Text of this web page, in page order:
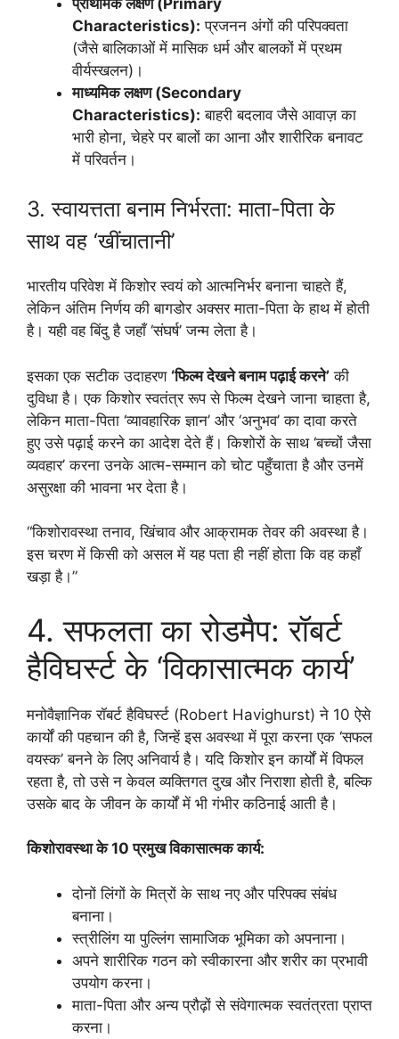
Characteristics): प्रजनन अंगों की परिपक्वता
(जैसे बालिकाओं में मासिक धर्म और बालकों में प्रथम
वीर्यस्खलन)।
माध्यमिक लक्षण (Secondary
Characteristics): बाहरी बदलाव जैसे आवाज़ का
भारी होना, चेहरे पर बालों का आना और शारीरिक बनावट
में परिवर्तन।
3. स्वायत्तता बनाम निर्भरता: माता-पिता के
साथ वह ‘खींचातानी’
भारतीय परिवेश में किशोर स्वयं को आत्मनिर्भर बनाना चाहते हैं,
लेकिन अंतिम निर्णय की बागडोर अक्सर माता-पिता के हाथ में होती
है। यही वह बिंदु है जहाँ ‘संघर्ष’ जन्म लेता है।
इसका एक सटीक उदाहरण ‘फिल्म देखने बनाम पढ़ाई करने’ की
दुविधा है। एक किशोर स्वतंत्र रूप से फिल्म देखने जाना चाहता है,
लेकिन माता-पिता ‘व्यावहारिक ज्ञान’ और ‘अनुभव’ का दावा करते
हुए उसे पढ़ाई करने का आदेश देते हैं। किशोरों के साथ ‘बच्चों जैसा
व्यवहार’ करना उनके आत्म-सम्मान को चोट पहुँचाता है और उनमें
असुरक्षा की भावना भर देता है।
“किशोरावस्था तनाव, खिंचाव और आक्रामक तेवर की अवस्था है।
इस चरण में किसी को असल में यह पता ही नहीं होता कि वह कहाँ
खड़ा है।”
4. सफलता का रोडमैप: रॉबर्ट
हैविघर्स्ट के ‘विकासात्मक कार्य’
मनोवैज्ञानिक रॉबर्ट हैविघर्स्ट (Robert Havighurst) ने 10 ऐसे
कार्यों की पहचान की है, जिन्हें इस अवस्था में पूरा करना एक ‘सफल
वयस्क’ बनने के लिए अनिवार्य है। यदि किशोर इन कार्यों में विफल
रहता है, तो उसे न केवल व्यक्तिगत दुख और निराशा होती है, बल्कि
उसके बाद के जीवन के कार्यों में भी गंभीर कठिनाई आती है।
किशोरावस्था के 10 प्रमुख विकासात्मक कार्य:
दोनों लिंगों के मित्रों के साथ नए और परिपक्व संबंध
बनाना।
स्त्रीलिंग या पुल्लिंग सामाजिक भूमिका को अपनाना।
अपने शारीरिक गठन को स्वीकारना और शरीर का प्रभावी
उपयोग करना।
माता-पिता और अन्य प्रौढ़ों से संवेगात्मक स्वतंत्रता प्राप्त
करना।